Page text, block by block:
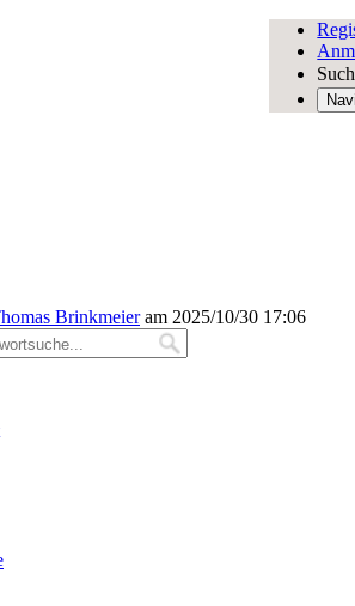
Brinkmeieram 2025/10/30 17:06